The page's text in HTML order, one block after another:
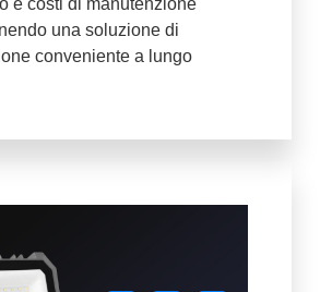
e costi di manutenzione
una soluzione di
conveniente a lungo